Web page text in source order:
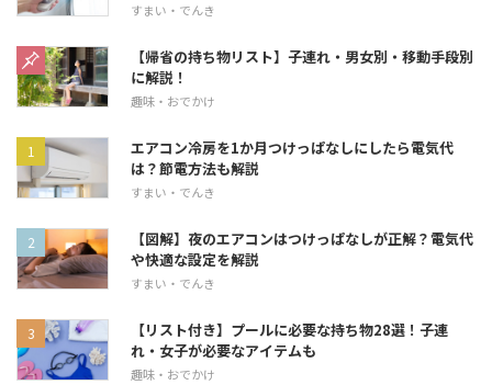
すまい・でんき
【帰省の持ち物リスト】子連れ・男女別・移動手段別
に解説！
趣味・おでかけ
エアコン冷房を1か月つけっぱなしにしたら電気代
は？節電方法も解説
すまい・でんき
【図解】夜のエアコンはつけっぱなしが正解？電気代
や快適な設定を解説
すまい・でんき
【リスト付き】プールに必要な持ち物28選！子連
れ・女子が必要なアイテムも
趣味・おでかけ